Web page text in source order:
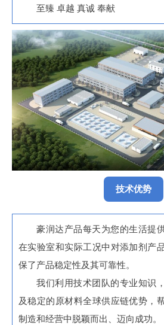
至臻 卓越 真诚 奉献
技术优势
豪润达产品每天为您的生活提
在实验室和实际工况中对添加剂产
保了产品稳定性及其可靠性。
我们利用技术团队的专业知识
及稳定的原材料全球供应链优势，
制造和经营中脱颖而出、迈向成功。